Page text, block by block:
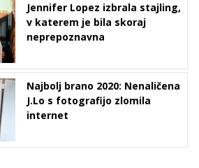
Jennifer Lopez izbrala stajling,
v katerem je bila skoraj
neprepoznavna
Najbolj brano 2020: Nenaličena
J.Lo s fotografijo zlomila
internet